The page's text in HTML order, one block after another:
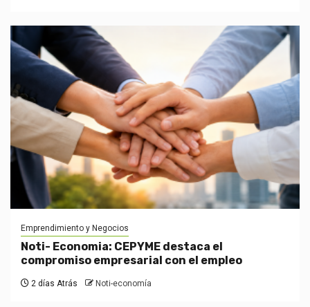
Emprendimiento y Negocios
Noti- Economia: CEPYME destaca el
compromiso empresarial con el empleo
2 días Atrás Noti-economía